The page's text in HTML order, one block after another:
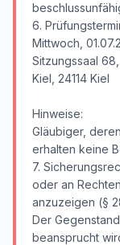
6.
Mittwoch,
Sitzungssaal
Kiel, 24114 Kiel
Hinweise:
Gläubiger,
erhalten keine
7.
oder an
anzuzeigen (§
Der
beansprucht